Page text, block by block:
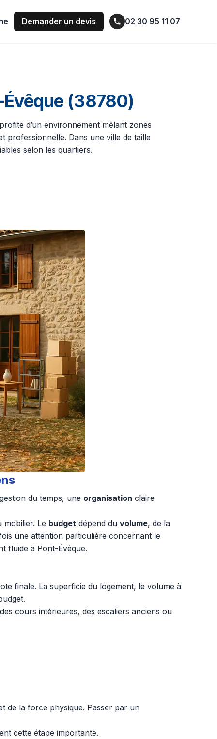
Demander un devis 02 30 95 11 07
(38780)
d’un environnement mêlant zones
professionnelle. Dans une ville de taille
selon les quartiers.
du temps, une organisation claire
mobilier. Le budget dépend du volume, de la
une attention particulière concernant le
fluide à Pont-Évêque.
finale. La superficie du logement, le volume à
cours intérieures, des escaliers anciens ou
de la force physique. Passer par un
cette étape importante.